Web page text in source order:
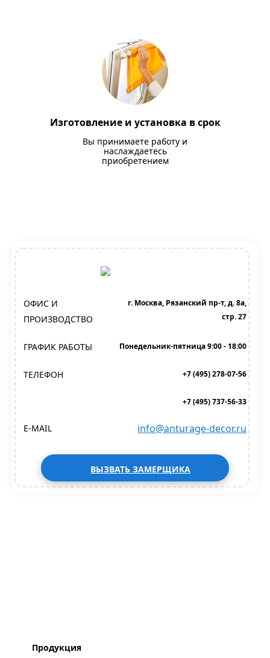
Изготовление и установка в срок
Вы принимаете работу и
наслаждаетесь
приобретением
ОФИС И
ПРОИЗВОДСТВО
г. Москва, Рязанский пр-т, д. 8а,
стр. 27
ГРАФИК РАБОТЫ Понедельник-пятница 9:00 - 18:00
ТЕЛЕФОН +7 (495) 278-07-56
+7 (495) 737-56-33
E-MAIL info@anturage-decor.ru
ВЫЗВАТЬ ЗАМЕРЩИКА
Продукция